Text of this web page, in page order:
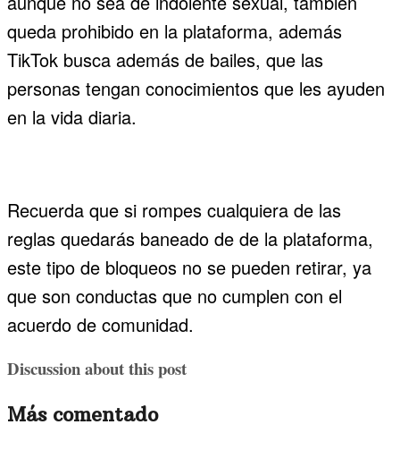
queda prohibido en la plataforma, además
TikTok busca además de bailes, que las
personas tengan conocimientos que les ayuden
en la vida diaria.
Recuerda que si rompes cualquiera de las
reglas quedarás baneado de de la plataforma,
este tipo de bloqueos no se pueden retirar, ya
que son conductas que no cumplen con el
acuerdo de comunidad.
Discussion about this post
Más comentado